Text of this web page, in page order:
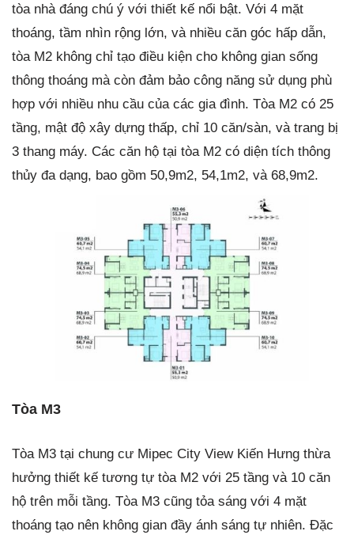
tòa nhà đáng chú ý với thiết kế nổi bật. Với 4 mặt
thoáng, tầm nhìn rộng lớn, và nhiều căn góc hấp dẫn,
tòa M2 không chỉ tạo điều kiện cho không gian sống
thông thoáng mà còn đảm bảo công năng sử dụng phù
hợp với nhiều nhu cầu của các gia đình. Tòa M2 có 25
tầng, mật độ xây dựng thấp, chỉ 10 căn/sàn, và trang bị
3 thang máy. Các căn hộ tại tòa M2 có diện tích thông
thủy đa dạng, bao gồm 50,9m2, 54,1m2, và 68,9m2.
Tòa M3
Tòa M3 tại chung cư Mipec City View Kiến Hưng thừa
hưởng thiết kế tương tự tòa M2 với 25 tầng và 10 căn
hộ trên mỗi tầng. Tòa M3 cũng tỏa sáng với 4 mặt
thoáng tạo nên không gian đầy ánh sáng tự nhiên. Đặc